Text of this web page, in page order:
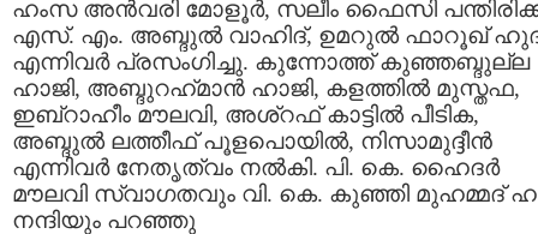
ഹംസ അന്‍വരി മോളൂര്‍, സലീം ഫൈസി
എസ്. എം. അബ്ദുല്‍ വാഹിദ്, ഉമറുല്‍ ഫാറൂഖ്
എന്നിവര്‍ പ്രസംഗിച്ചു. കുന്നോത്ത് കുഞ്ഞബ്ദുല്ല
ഹാജി, അബ്ദുറഹ്‍മാന്‍ ഹാജി, കളത്തില്‍ മുസ്തഫ,
ഇബ്റാഹീം മൗലവി, അശ്റഫ് കാട്ടില്‍ പീടിക,
അബ്ദുല്‍ ലത്തീഫ് പൂളപൊയില്‍, നിസാമുദ്ദീന്‍
എന്നിവര്‍ നേതൃത്വം നല്‍കി. പി. കെ. ഹൈദര്‍
മൗലവി സ്വാഗതവും വി. കെ. കുഞ്ഞി മുഹമ്മദ്
നന്ദിയും പറഞ്ഞു